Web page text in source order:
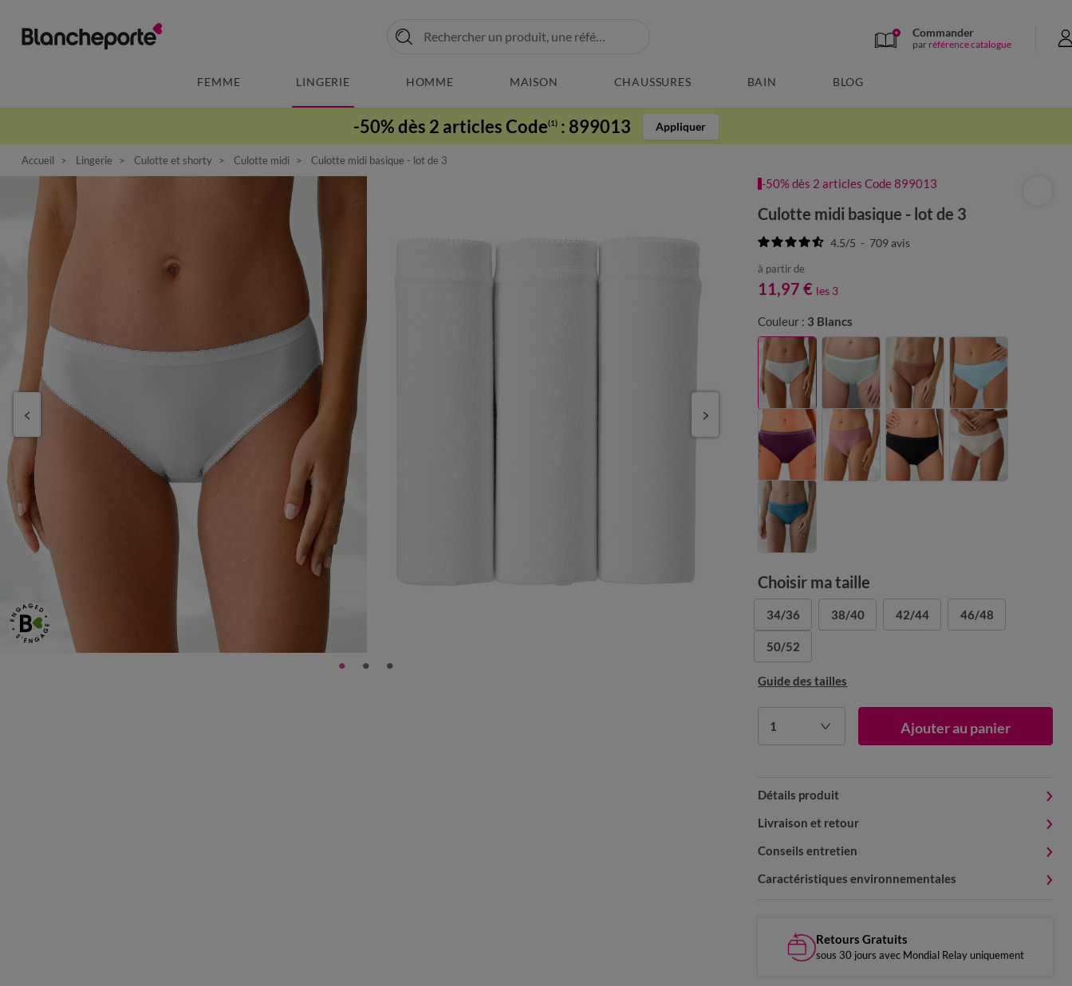
Commander
par référence catalogue
FEMME LINGERIE HOMME MAISON CHAUSSURES BAIN BLOG
-50% dès 2 articles Code(1) : 899013 Appliquer
Accueil Lingerie Culotte et shorty Culotte midi Culotte midi basique - lot de 3
-50% dès 2 articles Code 899013
Culotte midi basique - lot de 3
4.5/5 - 709avis
à partir de
11,97 € les 3
Couleur : 3 Blancs
Choisir ma taille
34/36 38/40 42/44 46/48
50/52
Guide des tailles
1 Ajouter au panier
Détails produit
Livraison et retour
Conseils entretien
Caractéristiques environnementales
Retours Gratuits
sous 30 jours avec Mondial Relay uniquement